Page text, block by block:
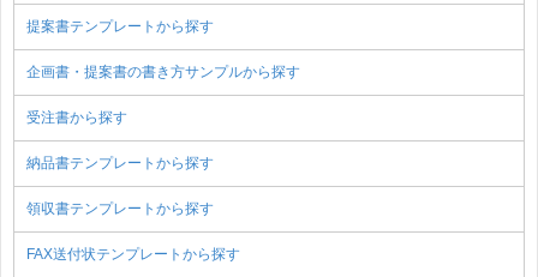
提案書テンプレートから探す
企画書・提案書の書き方サンプルから探す
受注書から探す
納品書テンプレートから探す
領収書テンプレートから探す
FAX送付状テンプレートから探す